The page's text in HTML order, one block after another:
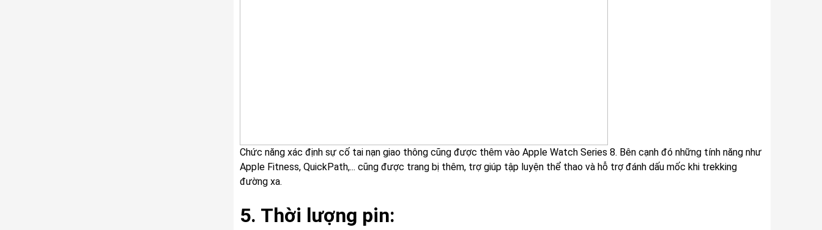
Chức năng xác định sự cố tai nạn giao thông cũng được thêm vào Apple Watch Series 8. Bên cạnh đó những tính năng như
Apple Fitness, QuickPath,... cũng được trang bị thêm, trợ giúp tập luyện thể thao và hỗ trợ đánh dấu mốc khi trekking
đường xa.
5. Thời lượng pin: